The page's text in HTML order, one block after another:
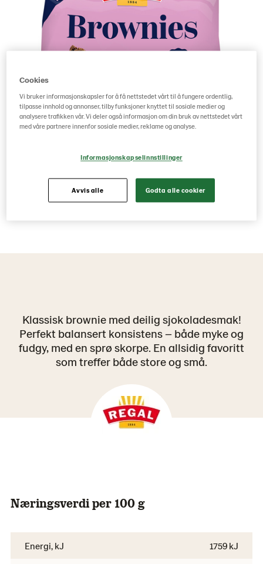
Klassisk brownie med deilig sjokoladesmak!
Perfekt balansert konsistens – både myke og
fudgy, med en sprø skorpe. En allsidig favoritt
som treffer både store og små.
Næringsverdi per 100 g
Energi, kJ 1759 kJ
Cookies
Vi bruker informasjonskapsler for å få nettstedet vårt til å fungere ordentlig,
tilpasse innhold og annonser, tilby funksjoner knyttet til sosiale medier og
analysere trafikken vår. Vi deler også informasjon om din bruk av nettstedet vårt
med våre partnere innenfor sosiale medier, reklame og analyse.
Informasjonskapselinnstillinger
Avvis alle Godta alle cookier